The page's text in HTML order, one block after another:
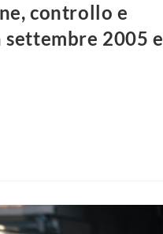
controllo e
2005 e